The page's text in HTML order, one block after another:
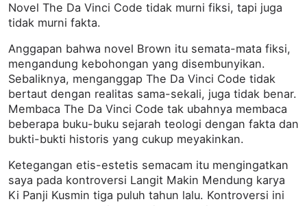
Novel The Da Vinci Code tidak murni fiksi, tapi juga
tidak murni fakta.
Anggapan bahwa novel Brown itu semata-mata fiksi,
mengandung kebohongan yang disembunyikan.
Sebaliknya, menganggap The Da Vinci Code tidak
bertaut dengan realitas sama-sekali, juga tidak benar.
Membaca The Da Vinci Code tak ubahnya membaca
beberapa buku-buku sejarah teologi dengan fakta dan
bukti-bukti historis yang cukup meyakinkan.
Ketegangan etis-estetis semacam itu mengingatkan
saya pada kontroversi Langit Makin Mendung karya
Ki Panji Kusmin tiga puluh tahun lalu. Kontroversi ini